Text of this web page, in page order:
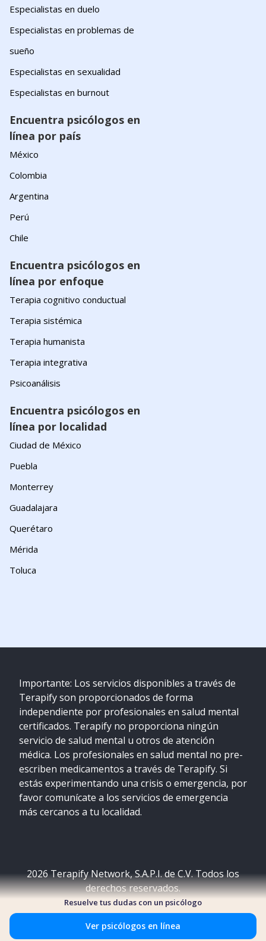
Resuelve tus dudas con un psicólogo
Ver psicólogos en línea
Especialistas en duelo
Especialistas en problemas de
sueño
Especialistas en sexualidad
Especialistas en burnout
Encuentra psicólogos en
línea por país
México
Colombia
Argentina
Perú
Chile
Encuentra psicólogos en
línea por enfoque
Terapia cognitivo conductual
Terapia sistémica
Terapia humanista
Terapia integrativa
Psicoanálisis
Encuentra psicólogos en
línea por localidad
Ciudad de México
Puebla
Monterrey
Guadalajara
Querétaro
Mérida
Toluca
Importante: Los servicios disponibles a través de
Terapify son proporcionados de forma
independiente por profesionales en salud mental
certificados. Terapify no proporciona ningún
servicio de salud mental u otros de atención
médica. Los profesionales en salud mental no pre-
escriben medicamentos a través de Terapify. Si
estás experimentando una crisis o emergencia, por
favor comunícate a los servicios de emergencia
más cercanos a tu localidad.
2026Terapify Network, S.A.P.I. de C.V. Todos los
derechos reservados.